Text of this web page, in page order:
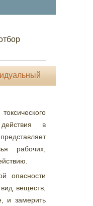
в
рабочих,
опасности
веществ,
и замерить